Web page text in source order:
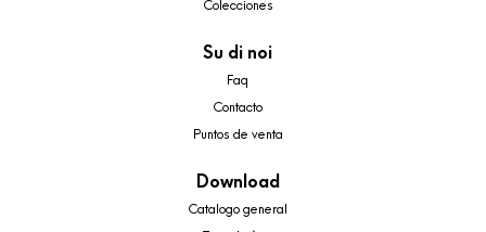
Colecciones
Su di noi
Faq
Contacto
Puntos de venta
Download
Catalogo general